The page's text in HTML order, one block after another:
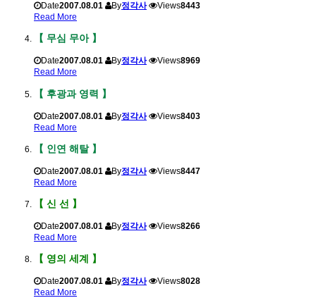
Date2007.08.01 By정각사 Views8443
Read More
【 무심 무아 】
Date2007.08.01 By정각사 Views8969
Read More
【 후광과 영력 】
Date2007.08.01 By정각사 Views8403
Read More
【 인연 해탈 】
Date2007.08.01 By정각사 Views8447
Read More
【 신 선 】
Date2007.08.01 By정각사 Views8266
Read More
【 영의 세계 】
Date2007.08.01 By정각사 Views8028
Read More